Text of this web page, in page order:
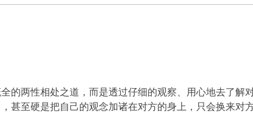
的两性相处之道，而是透过仔细的观察、用心地去了解
甚至硬是把自己的观念加诸在对方的身上，只会换来对